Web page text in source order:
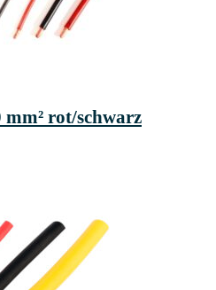
rot/schwarz